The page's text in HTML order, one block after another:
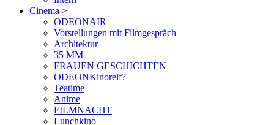
Cinema >
ODEONAIR
Vorstellungen mit Filmgespräch
Architektur
35 MM
FRAUEN GESCHICHTEN
ODEONKinoreif?
Teatime
Anime
FILMNACHT
Lunchkino